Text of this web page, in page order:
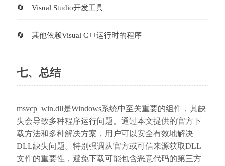
Visual Studio开发工具
其他依赖Visual C++运行时的程序
七、总结
msvcp_win.dll是Windows系统中至关重要的组件，其缺
失会导致多种程序运行问题。通过本文提供的官方下
载方法和多种解决方案，用户可以安全有效地解决
DLL缺失问题。特别强调从官方或可信来源获取DLL
文件的重要性，避免下载可能包含恶意代码的第三方